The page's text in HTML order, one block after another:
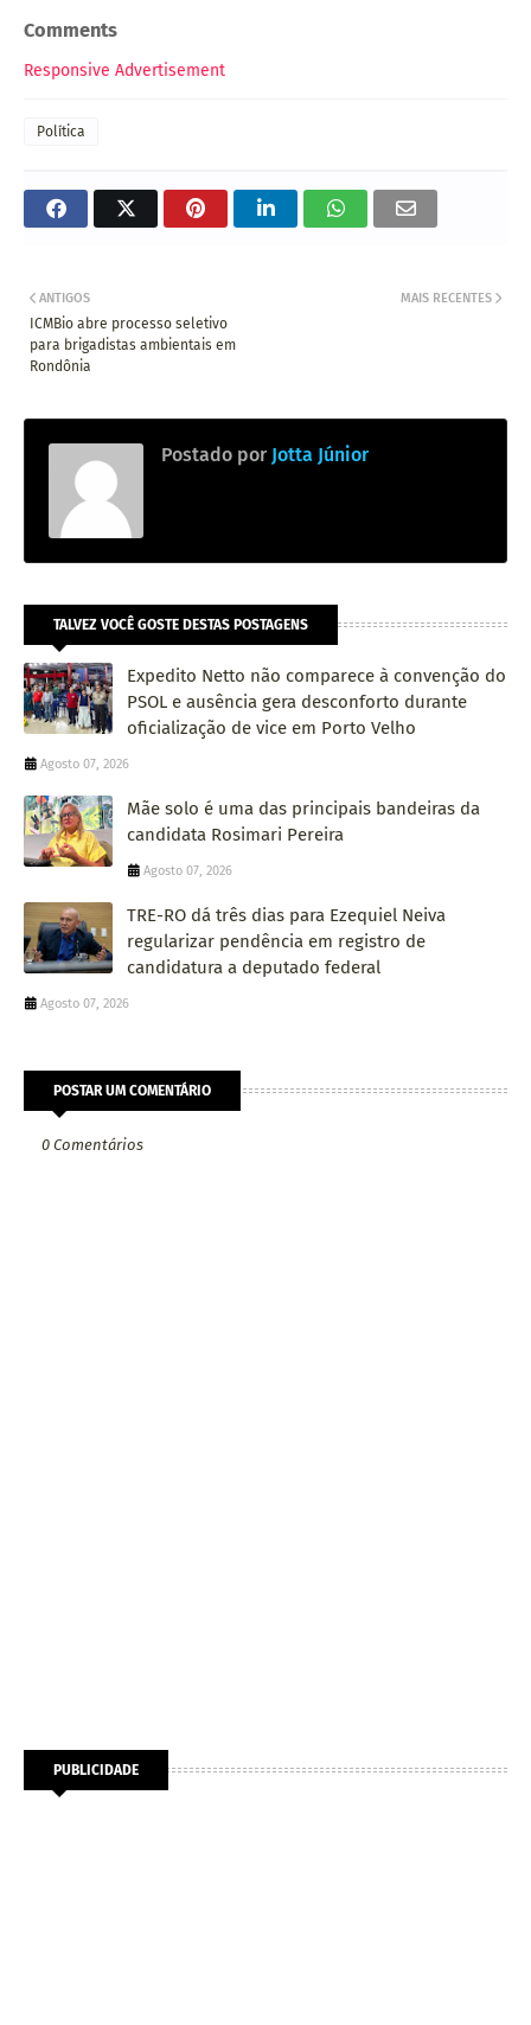
Comments
Responsive Advertisement
Política
MAIS RECENTES
ANTIGOS
ICMBio abre processo seletivo
para brigadistas ambientais em
Rondônia
Postado por Jotta Júnior
TALVEZ VOCÊ GOSTE DESTAS POSTAGENS
Expedito Netto não comparece à convenção do
PSOL e ausência gera desconforto durante
oficialização de vice em Porto Velho
Agosto 07, 2026
Mãe solo é uma das principais bandeiras da
candidata Rosimari Pereira
Agosto 07, 2026
TRE-RO dá três dias para Ezequiel Neiva
regularizar pendência em registro de
candidatura a deputado federal
Agosto 07, 2026
POSTAR UM COMENTÁRIO
0 Comentários
PUBLICIDADE